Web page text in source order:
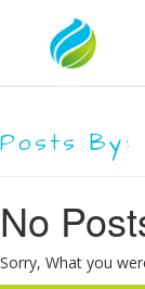
Posts By:
No
Sorry, What you